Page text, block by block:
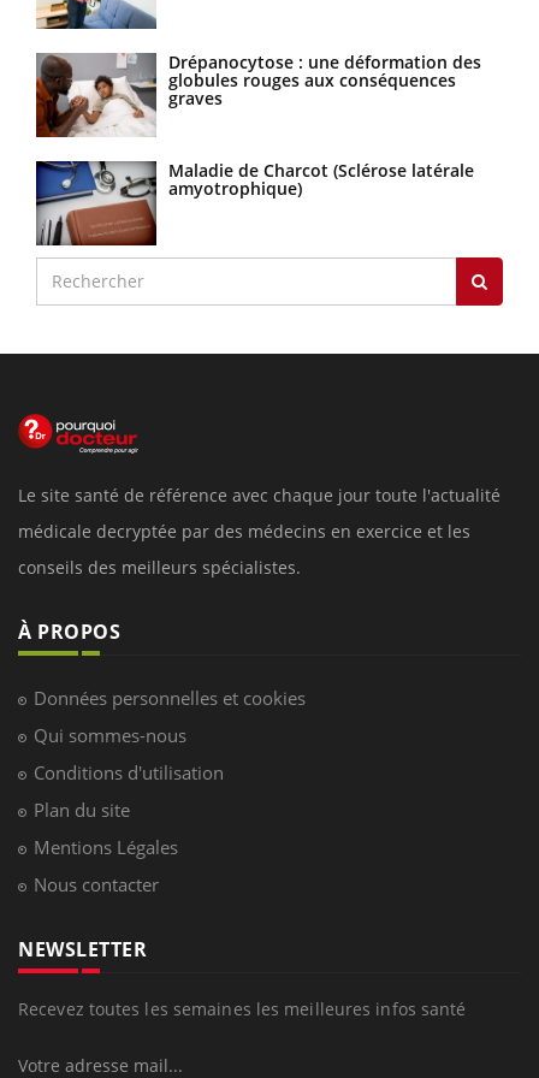
Drépanocytose : une déformation des
globules rouges aux conséquences
graves
Maladie de Charcot (Sclérose latérale
amyotrophique)
Le site santé de référence avec chaque jour toute l'actualité
médicale decryptée par des médecins en exercice et les
conseils des meilleurs spécialistes.
À PROPOS
Données personnelles et cookies
Qui sommes-nous
Conditions d'utilisation
Plan du site
Mentions Légales
Nous contacter
NEWSLETTER
Recevez toutes les semaines les meilleures infos santé